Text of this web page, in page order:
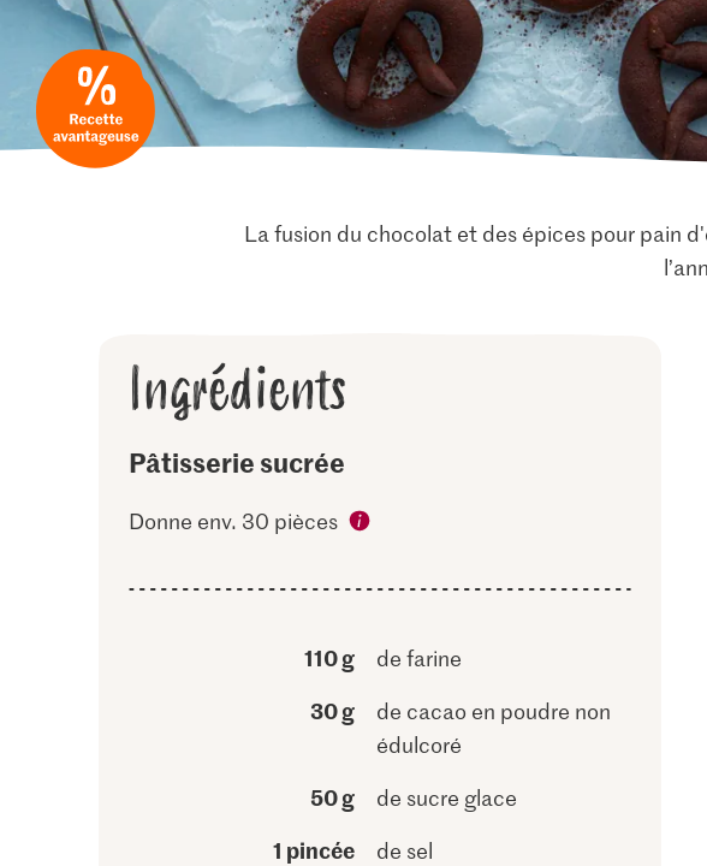
La fusion du chocolat et des épices pour pain
Ingrédients
Pâtisserie sucrée
Donne env. 30 pièces
110 g de farine
30 g
de cacao en poudre non
édulcoré
50 g de sucre glace
1 pincée de sel